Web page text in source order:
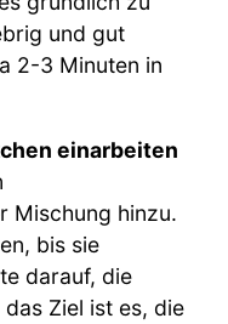
und gut
2-3 Minuten in
einarbeiten
Mischung hinzu.
bis sie
darauf, die
Ziel ist es, die